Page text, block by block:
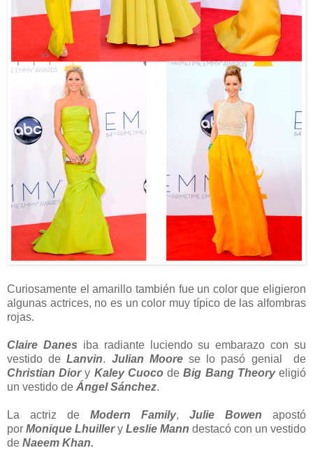
Curiosamente el amarillo también fue un color que eligieron
algunas actrices, no es un color muy típico de las alfombras
rojas.
Claire Danes iba radiante luciendo su embarazo con su
vestido deLanvin. Julian Moorese lo pasó genial de
Christian Diory Kaley Cuocode Big Bang Theoryeligió
un vestido de Ángel Sánchez.
La actriz de Modern Family, Julie Bowen apostó
por Monique Lhuillery Leslie Mann destacó con un vestido
de Naeem Khan.